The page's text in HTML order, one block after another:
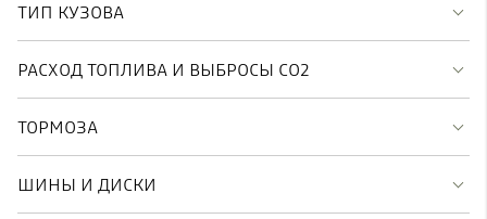
ТИП КУЗОВА
РАСХОД ТОПЛИВА И ВЫБРОСЫ CO2
ТОРМОЗА
ШИНЫ И ДИСКИ